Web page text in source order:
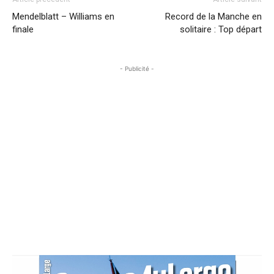
Mendelblatt – Williams en
finale
Record de la Manche en
solitaire : Top départ
- Publicité -